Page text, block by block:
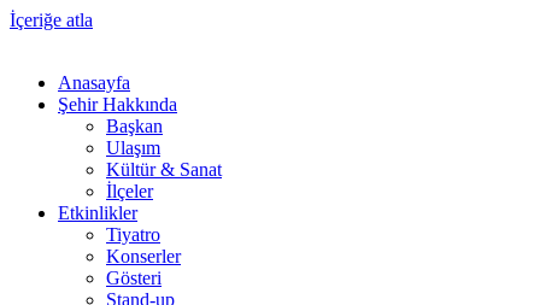
İçeriğe atla
Anasayfa
Şehir Hakkında
Başkan
Ulaşım
Kültür & Sanat
İlçeler
Etkinlikler
Tiyatro
Konserler
Gösteri
Stand-up